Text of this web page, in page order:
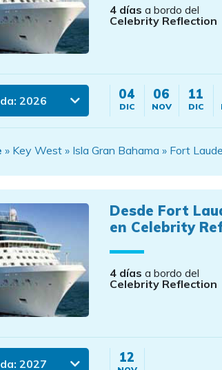
4 días a bordo del
Celebrity Reflection
2026 04
DIC
06
NOV
11
DIC
» Key West » Isla Gran Bahama » Fort
Desde Fort
en Celebrity
4 días a bordo del
Celebrity Reflection
2027 12